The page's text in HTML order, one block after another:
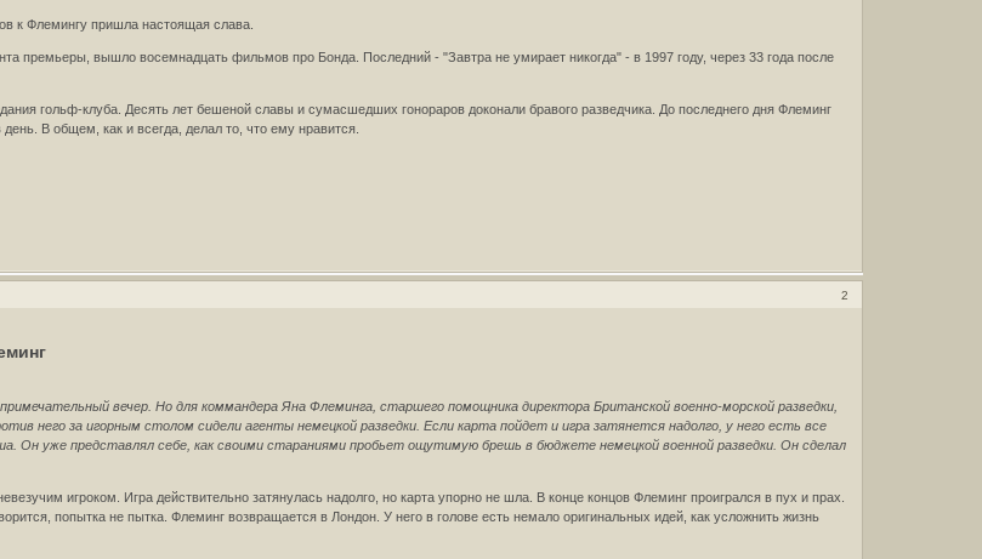
к Флемингу пришла настоящая слава.
премьеры, вышло восемнадцать фильмов про Бонда. Последний - "Завтра не умирает никогда" - в 1997 году, через 33 года после
гольф-клуба. Десять лет бешеной славы и сумасшедших гонораров доконали бравого разведчика. До последнего дня Флеминг
В общем, как и всегда, делал то, что ему нравится.
2
вечер. Но для коммандера Яна Флеминга, старшего помощника директора Британской военно-морской разведки,
него за игорным столом сидели агенты немецкой разведки. Если карта пойдет и игра затянется надолго, у него есть все
Он уже представлял себе, как своими стараниями пробьет ощутимую брешь в бюджете немецкой военной разведки. Он сделал
игроком. Игра действительно затянулась надолго, но карта упорно не шла. В конце концов Флеминг проигрался в пух и прах.
попытка не пытка. Флеминг возвращается в Лондон. У него в голове есть немало оригинальных идей, как усложнить жизнь